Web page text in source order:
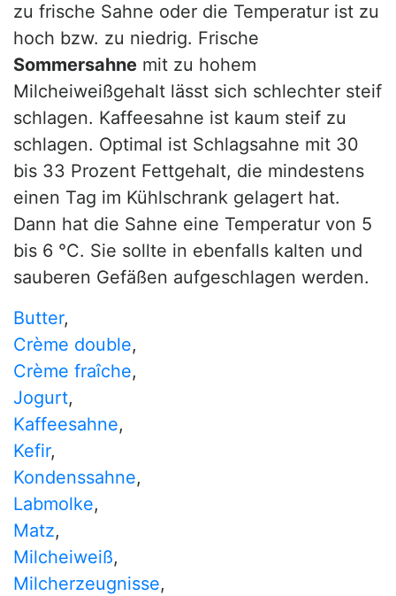
zu frische Sahne oder die Temperatur ist zu
hoch bzw. zu niedrig. Frische
Sommersahne mit zu hohem
Milcheiweißgehalt lässt sich schlechter steif
schlagen. Kaffeesahne ist kaum steif zu
schlagen. Optimal ist Schlagsahne mit 30
bis 33 Prozent Fettgehalt, die mindestens
einen Tag im Kühlschrank gelagert hat.
Dann hat die Sahne eine Temperatur von 5
bis 6 °C. Sie sollte in ebenfalls kalten und
sauberen Gefäßen aufgeschlagen werden.
Butter,
Crème double,
Crème fraîche,
Jogurt,
Kaffeesahne,
Kefir,
Kondenssahne,
Labmolke,
Matz,
Milcheiweiß,
Milcherzeugnisse,